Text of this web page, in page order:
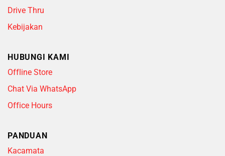
Drive Thru
Kebijakan
HUBUNGI KAMI
Offline Store
Chat Via WhatsApp
Office Hours
PANDUAN
Kacamata